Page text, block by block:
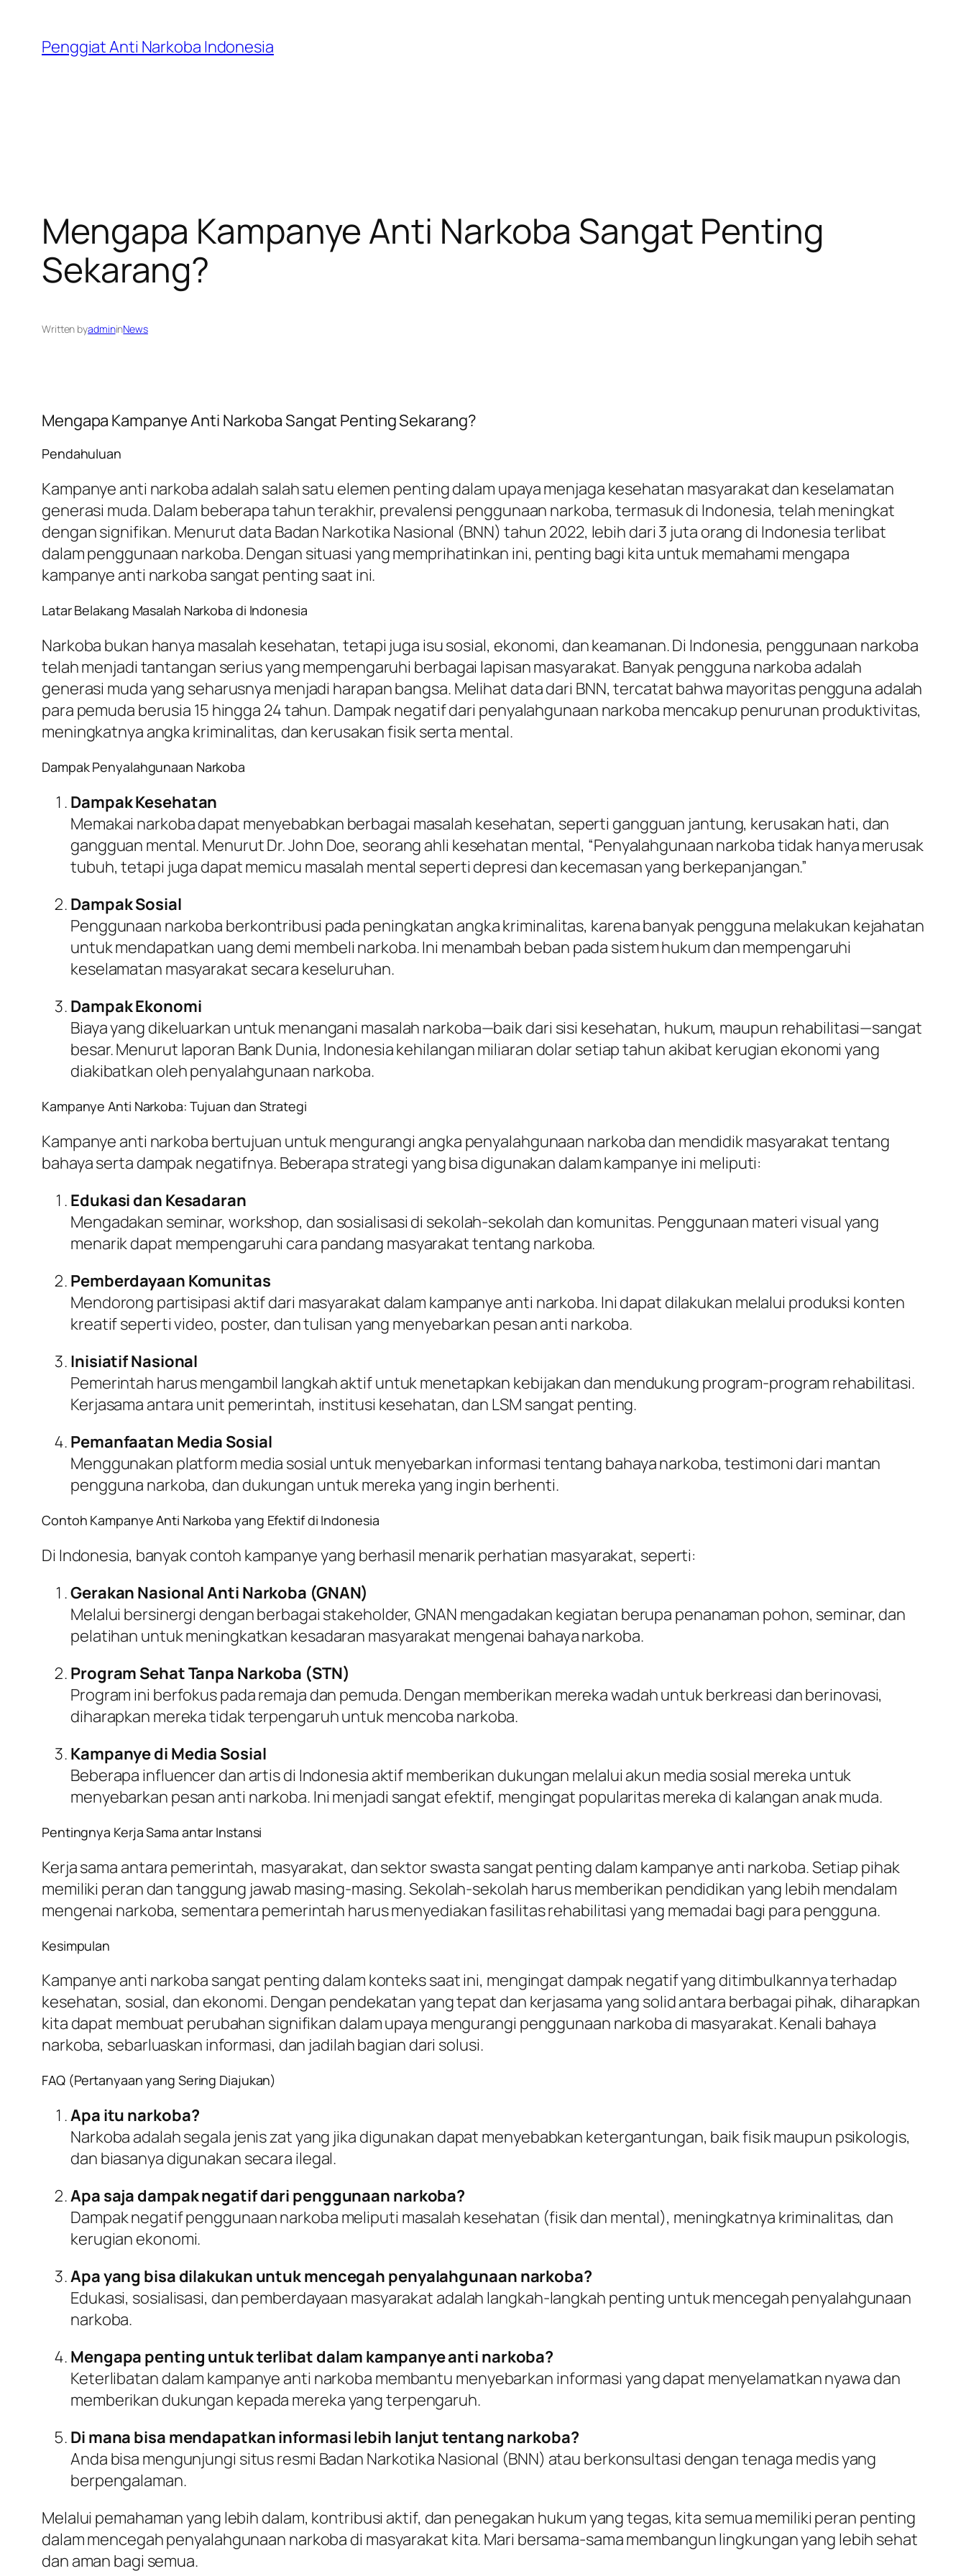
content
Penggiat Anti Narkoba Indonesia
Mengapa Kampanye Anti Narkoba Sangat Penting
Sekarang?
Written byadmininNews
Mengapa Kampanye Anti Narkoba Sangat Penting Sekarang?
Pendahuluan
Kampanye anti narkoba adalah salah satu elemen penting dalam upaya menjaga kesehatan masyarakat dan keselamatan
generasi muda. Dalam beberapa tahun terakhir, prevalensi penggunaan narkoba, termasuk di Indonesia, telah meningkat
dengan signifikan. Menurut data Badan Narkotika Nasional (BNN) tahun 2022, lebih dari 3 juta orang di Indonesia terlibat
dalam penggunaan narkoba. Dengan situasi yang memprihatinkan ini, penting bagi kita untuk memahami mengapa
kampanye anti narkoba sangat penting saat ini.
Latar Belakang Masalah Narkoba di Indonesia
Narkoba bukan hanya masalah kesehatan, tetapi juga isu sosial, ekonomi, dan keamanan. Di Indonesia, penggunaan narkoba
telah menjadi tantangan serius yang mempengaruhi berbagai lapisan masyarakat. Banyak pengguna narkoba adalah
generasi muda yang seharusnya menjadi harapan bangsa. Melihat data dari BNN, tercatat bahwa mayoritas pengguna adalah
para pemuda berusia 15 hingga 24 tahun. Dampak negatif dari penyalahgunaan narkoba mencakup penurunan produktivitas,
meningkatnya angka kriminalitas, dan kerusakan fisik serta mental.
Dampak Penyalahgunaan Narkoba
Dampak Kesehatan
Memakai narkoba dapat menyebabkan berbagai masalah kesehatan, seperti gangguan jantung, kerusakan hati, dan
gangguan mental. Menurut Dr. John Doe, seorang ahli kesehatan mental, “Penyalahgunaan narkoba tidak hanya merusak
tubuh, tetapi juga dapat memicu masalah mental seperti depresi dan kecemasan yang berkepanjangan.”
Dampak Sosial
Penggunaan narkoba berkontribusi pada peningkatan angka kriminalitas, karena banyak pengguna melakukan kejahatan
untuk mendapatkan uang demi membeli narkoba. Ini menambah beban pada sistem hukum dan mempengaruhi
keselamatan masyarakat secara keseluruhan.
Dampak Ekonomi
Biaya yang dikeluarkan untuk menangani masalah narkoba—baik dari sisi kesehatan, hukum, maupun rehabilitasi—sangat
besar. Menurut laporan Bank Dunia, Indonesia kehilangan miliaran dolar setiap tahun akibat kerugian ekonomi yang
diakibatkan oleh penyalahgunaan narkoba.
Kampanye Anti Narkoba: Tujuan dan Strategi
Kampanye anti narkoba bertujuan untuk mengurangi angka penyalahgunaan narkoba dan mendidik masyarakat tentang
bahaya serta dampak negatifnya. Beberapa strategi yang bisa digunakan dalam kampanye ini meliputi:
Edukasi dan Kesadaran
Mengadakan seminar, workshop, dan sosialisasi di sekolah-sekolah dan komunitas. Penggunaan materi visual yang
menarik dapat mempengaruhi cara pandang masyarakat tentang narkoba.
Pemberdayaan Komunitas
Mendorong partisipasi aktif dari masyarakat dalam kampanye anti narkoba. Ini dapat dilakukan melalui produksi konten
kreatif seperti video, poster, dan tulisan yang menyebarkan pesan anti narkoba.
Inisiatif Nasional
Pemerintah harus mengambil langkah aktif untuk menetapkan kebijakan dan mendukung program-program rehabilitasi.
Kerjasama antara unit pemerintah, institusi kesehatan, dan LSM sangat penting.
Pemanfaatan Media Sosial
Menggunakan platform media sosial untuk menyebarkan informasi tentang bahaya narkoba, testimoni dari mantan
pengguna narkoba, dan dukungan untuk mereka yang ingin berhenti.
Contoh Kampanye Anti Narkoba yang Efektif di Indonesia
Di Indonesia, banyak contoh kampanye yang berhasil menarik perhatian masyarakat, seperti:
Gerakan Nasional Anti Narkoba (GNAN)
Melalui bersinergi dengan berbagai stakeholder, GNAN mengadakan kegiatan berupa penanaman pohon, seminar, dan
pelatihan untuk meningkatkan kesadaran masyarakat mengenai bahaya narkoba.
Program Sehat Tanpa Narkoba (STN)
Program ini berfokus pada remaja dan pemuda. Dengan memberikan mereka wadah untuk berkreasi dan berinovasi,
diharapkan mereka tidak terpengaruh untuk mencoba narkoba.
Kampanye di Media Sosial
Beberapa influencer dan artis di Indonesia aktif memberikan dukungan melalui akun media sosial mereka untuk
menyebarkan pesan anti narkoba. Ini menjadi sangat efektif, mengingat popularitas mereka di kalangan anak muda.
Pentingnya Kerja Sama antar Instansi
Kerja sama antara pemerintah, masyarakat, dan sektor swasta sangat penting dalam kampanye anti narkoba. Setiap pihak
memiliki peran dan tanggung jawab masing-masing. Sekolah-sekolah harus memberikan pendidikan yang lebih mendalam
mengenai narkoba, sementara pemerintah harus menyediakan fasilitas rehabilitasi yang memadai bagi para pengguna.
Kesimpulan
Kampanye anti narkoba sangat penting dalam konteks saat ini, mengingat dampak negatif yang ditimbulkannya terhadap
kesehatan, sosial, dan ekonomi. Dengan pendekatan yang tepat dan kerjasama yang solid antara berbagai pihak, diharapkan
kita dapat membuat perubahan signifikan dalam upaya mengurangi penggunaan narkoba di masyarakat. Kenali bahaya
narkoba, sebarluaskan informasi, dan jadilah bagian dari solusi.
FAQ (Pertanyaan yang Sering Diajukan)
Apa itu narkoba?
Narkoba adalah segala jenis zat yang jika digunakan dapat menyebabkan ketergantungan, baik fisik maupun psikologis,
dan biasanya digunakan secara ilegal.
Apa saja dampak negatif dari penggunaan narkoba?
Dampak negatif penggunaan narkoba meliputi masalah kesehatan (fisik dan mental), meningkatnya kriminalitas, dan
kerugian ekonomi.
Apa yang bisa dilakukan untuk mencegah penyalahgunaan narkoba?
Edukasi, sosialisasi, dan pemberdayaan masyarakat adalah langkah-langkah penting untuk mencegah penyalahgunaan
narkoba.
Mengapa penting untuk terlibat dalam kampanye anti narkoba?
Keterlibatan dalam kampanye anti narkoba membantu menyebarkan informasi yang dapat menyelamatkan nyawa dan
memberikan dukungan kepada mereka yang terpengaruh.
Di mana bisa mendapatkan informasi lebih lanjut tentang narkoba?
Anda bisa mengunjungi situs resmi Badan Narkotika Nasional (BNN) atau berkonsultasi dengan tenaga medis yang
berpengalaman.
Melalui pemahaman yang lebih dalam, kontribusi aktif, dan penegakan hukum yang tegas, kita semua memiliki peran penting
dalam mencegah penyalahgunaan narkoba di masyarakat kita. Mari bersama-sama membangun lingkungan yang lebih sehat
dan aman bagi semua.